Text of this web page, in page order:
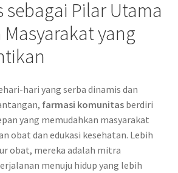
sebagai Pilar Utama
Masyarakat yang
hari yang serba dinamis dan
farmasi komunitasberdiri
yang memudahkan masyarakat
obat dan edukasi kesehatan. Lebih
obat, mereka adalah mitra
menuju hidup yang lebih